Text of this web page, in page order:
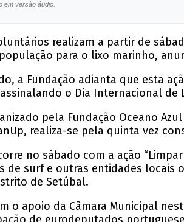
em versão áudio.
realizam a partir de
para o lixo marinho,
a Fundação adianta que esta
o Dia Internacional de
pela Fundação Oceano
realiza-se pela quinta vez
no sábado com a ação
de surf e outras entidades
de Setúbal.
o apoio da Câmara Municipal